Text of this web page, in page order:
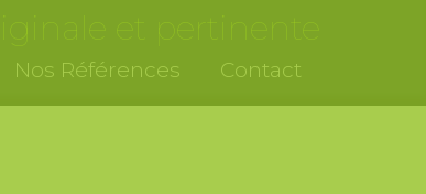
et pertinente
Nos Références Contact